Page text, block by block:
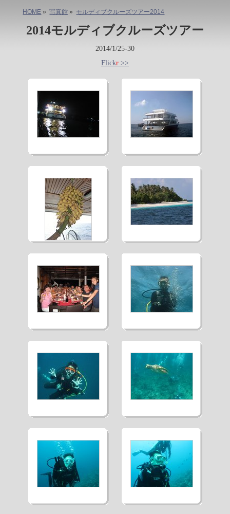
HOME »写真館 » モルディブクルーズツアー2014
2014モルディブクルーズツアー
2014/1/25-30
Flickr >>